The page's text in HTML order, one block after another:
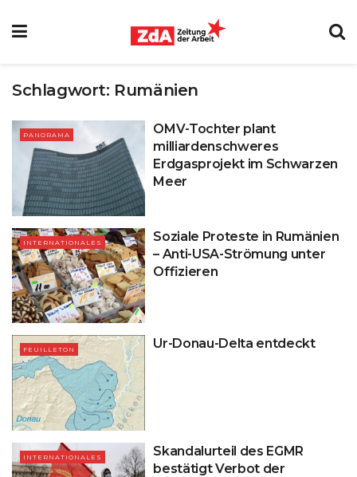
Schlagwort: Rumänien
PANORAMA
OMV-Tochter plant
milliardenschweres
Erdgasprojekt im Schwarzen
Meer
INTERNATIONALES
Soziale Proteste in Rumänien
– Anti-USA-Strömung unter
Offizieren
FEUILLETON Ur-Donau-Delta entdeckt
INTERNATIONALES
Skandalurteil des EGMR
bestätigt Verbot der